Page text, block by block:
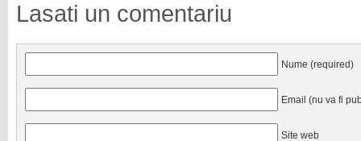
Lasati un comentariu
Nume (required)
Email (nu va fi
Site web